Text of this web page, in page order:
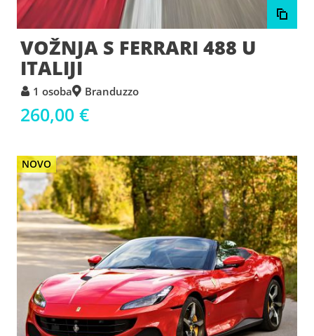
VOŽNJA S FERRARI 488 U
ITALIJI
1 osoba Branduzzo
260,00 €
NOVO